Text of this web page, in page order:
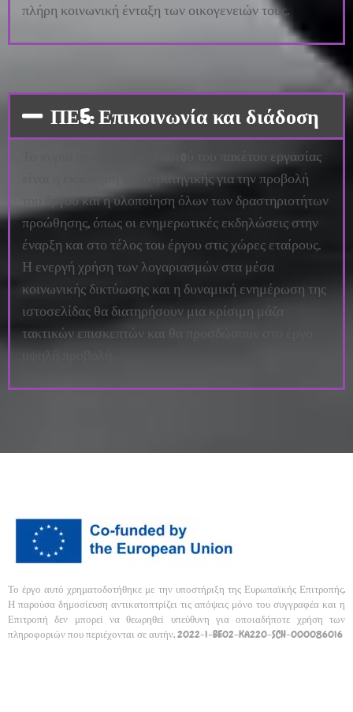
πλήρη κοινωνική ένταξη των οικογενειών τους.
ΠΕ5: Επικοινωνία και διάδοση
Τα κύρια αποτελέσματα αυτoύ του πακέτου εργασίας
είναι η εκπόνηση της στρατηγικής για την προβολή
του έργου και η υλοποίηση όλων των δραστηριοτήτων
προώθησης, όπως οι ενημερωτικές εκδηλώσεις στην
έναρξη και στο τέλος του έργου στις χώρες εταίρους.
Η ενεργή χρήση των λογαριασμών στα μέσα
κοινωνικής δικτύωσης και η δυναμική ενημέρωση της
ιστοσελίδας θα διατηρήσουν μια κρίσιμη μάζα
τακτικών επισκεπτών και θα προσδώσουν στο έργο
υψηλή προβολή.
Το έργο αυτό χρηματοδοτήθηκε με την υποστήριξη της Ευρωπαϊκής Επιτροπής.
Η παρούσα δημοσίευση αντικατοπτρίζει τις απόψεις μόνο του συγγραφέα και η
Επιτροπή δεν μπορεί να θεωρηθεί υπεύθυνη για οποιαδήποτε χρήση των
πληροφοριών που περιέχονται σε αυτήν. 2022-1-BE02-KA220-SCH-000086016